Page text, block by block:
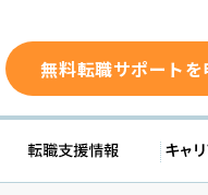
651 無料転職サポート
成功事例 転職支